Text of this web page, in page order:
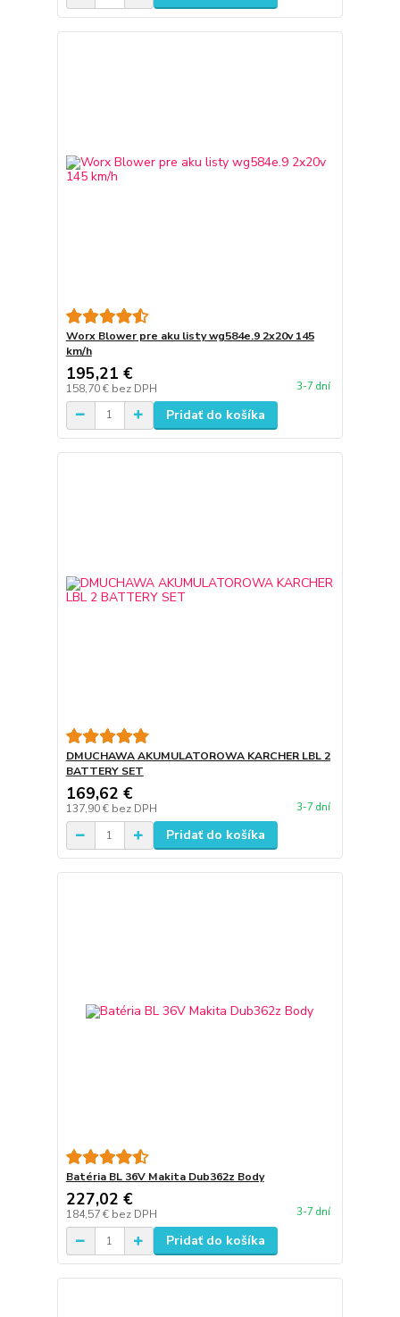
Worx Blower pre aku listy wg584e.9 2x20v 145
km/h
195,21 €
158,70 € bez DPH 3-7 dní
Pridať do košíka
DMUCHAWA AKUMULATOROWA KARCHER LBL 2
BATTERY SET
169,62 €
137,90 € bez DPH 3-7 dní
Pridať do košíka
Batéria BL 36V Makita Dub362z Body
227,02 €
184,57 € bez DPH 3-7 dní
Pridať do košíka